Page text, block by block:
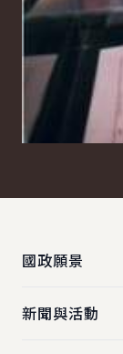
國政願景
新聞與活動